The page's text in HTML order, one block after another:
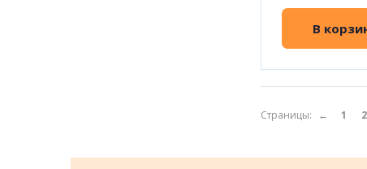
В
Страницы: ← 1 2